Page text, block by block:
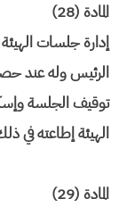
المادة (28)
إدارة جلسات
الرئيس وله عند
توقيف الجلسة
الهيئة إطاعته في
المادة (29)